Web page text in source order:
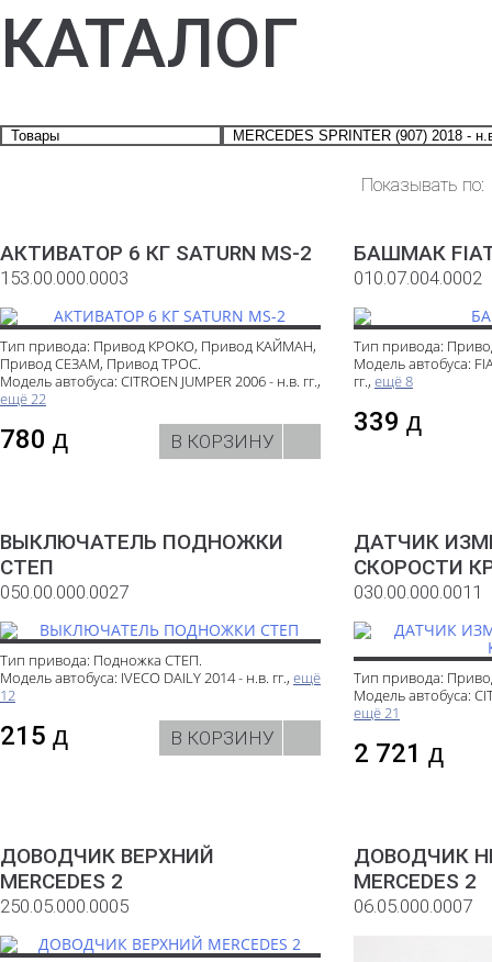
КАТАЛОГ
Показывать по:
АКТИВАТОР 6 КГ SATURN MS-2
153.00.000.0003
Тип привода: Привод КРОКО, Привод КАЙМАН,
Привод СЕЗАМ, Привод ТРОС.
Модель автобуса: CITROEN JUMPER 2006 - н.в. гг.,
ещё 22
780 д В КОРЗИНУ
БАШМАК
010.07.004.0002
Тип привода:
Модель автобуса:
гг., ещё 8
339 д
ВЫКЛЮЧАТЕЛЬ ПОДНОЖКИ
СТЕП
050.00.000.0027
Тип привода: Подножка СТЕП.
Модель автобуса: IVECO DAILY 2014 - н.в. гг., ещё
12
215 д В КОРЗИНУ
ДАТЧИК
СКОРОСТИ
030.00.000.0011
Тип привода:
Модель автобуса:
ещё 21
2 721 д
ДОВОДЧИК ВЕРХНИЙ
MERCEDES 2
250.05.000.0005
ДОВОДЧИК
MERCEDES 2
06.05.000.0007